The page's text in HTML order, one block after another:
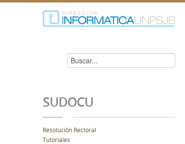
SUDOCU
Resolución Rectoral
Tutoriales